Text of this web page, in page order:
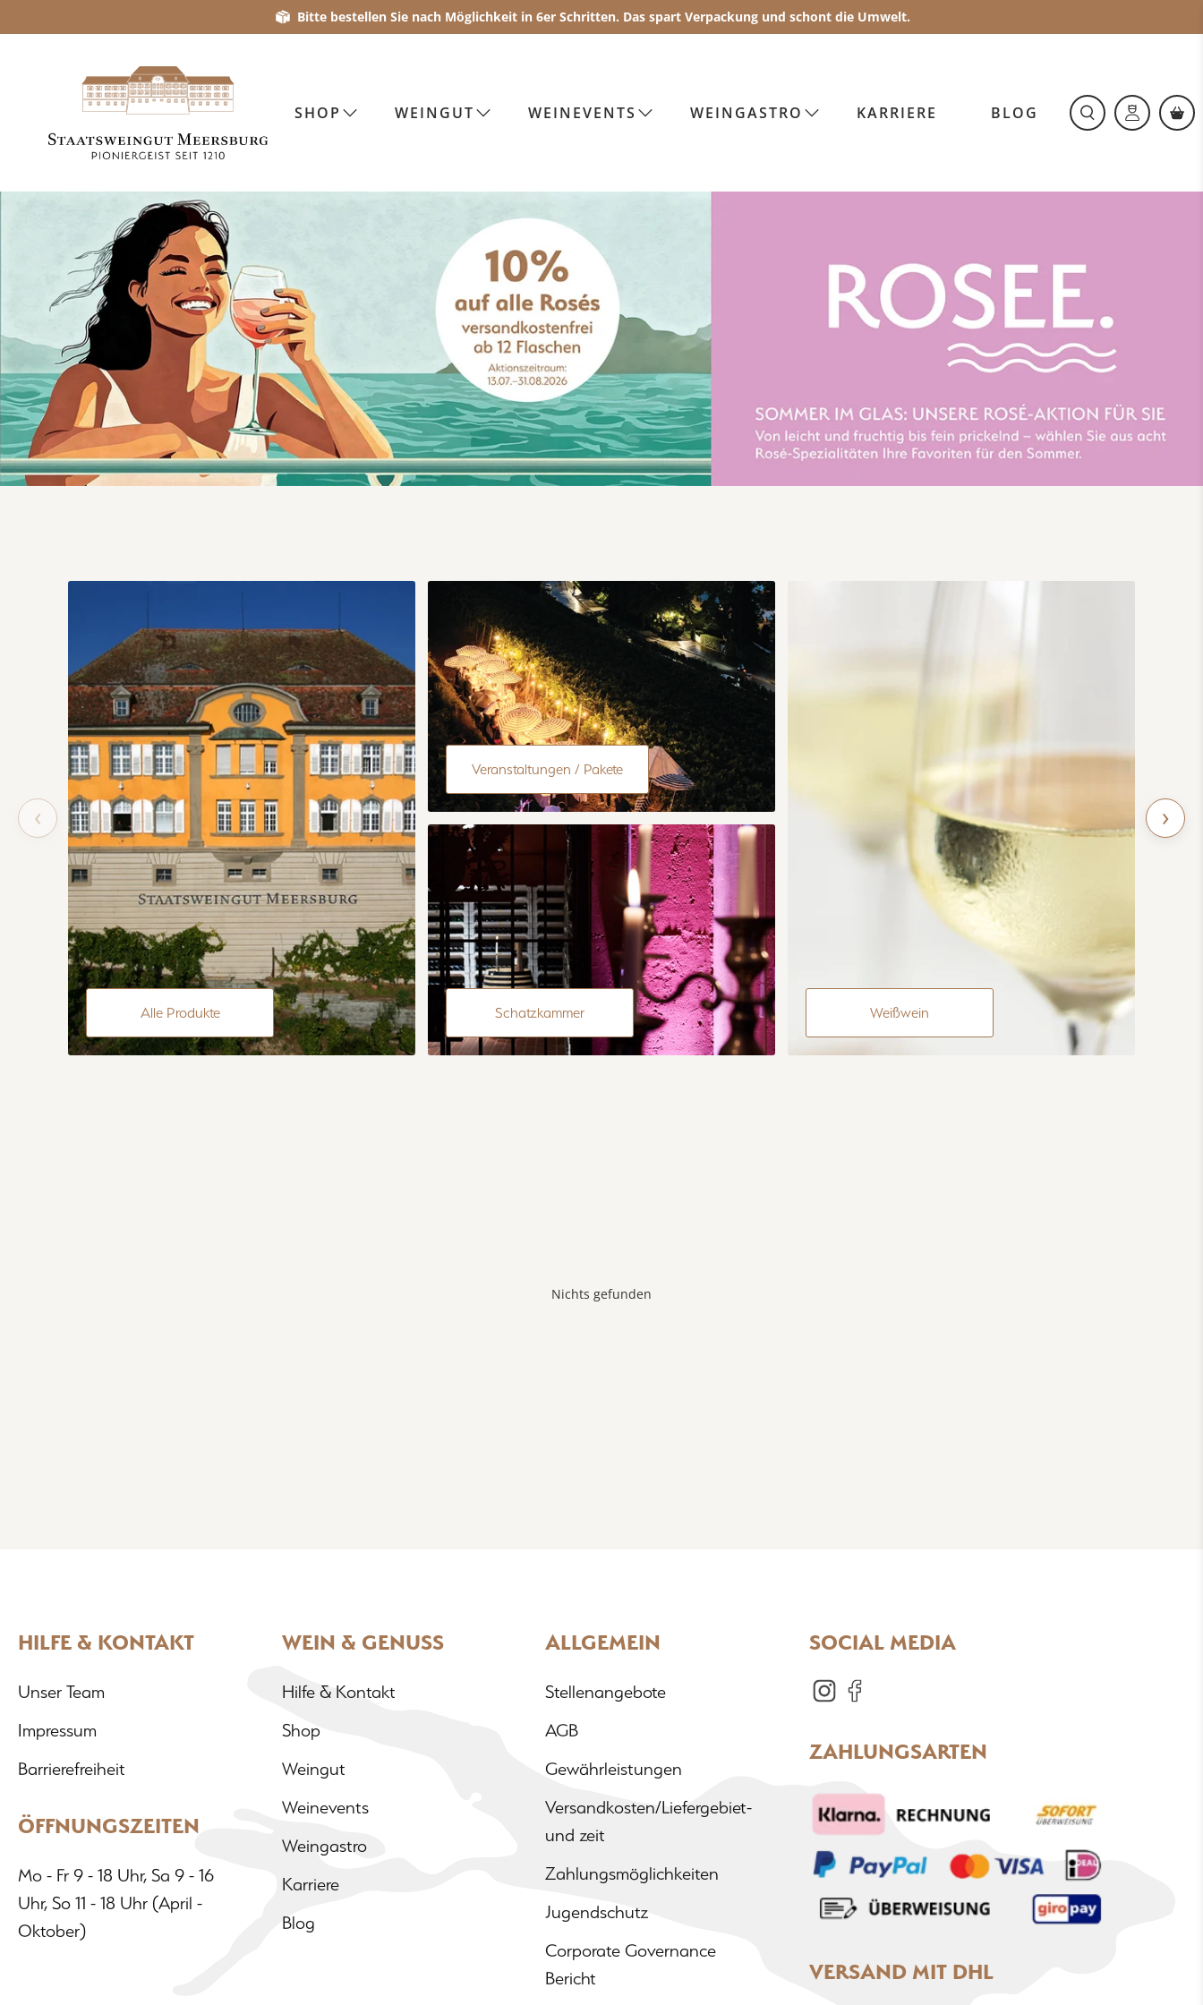
Bitte bestellen Sie nach Möglichkeit in 6er Schritten. Das spart Verpackung und schont die Umwelt.
SHOP WEINGUT WEINEVENTS WEINGASTRO KARRIERE BLOG
‹
Alle Produkte
Veranstaltungen / Pakete
Schatzkammer Weißwein
›
Nichts gefunden
HILFE & KONTAKT
Unser Team
Impressum
Barrierefreiheit
ÖFFNUNGSZEITEN
Mo - Fr 9 - 18 Uhr, Sa 9 - 16
Uhr, So 11 - 18 Uhr (April -
Oktober)
WEIN & GENUSS
Hilfe & Kontakt
Shop
Weingut
Weinevents
Weingastro
Karriere
Blog
ALLGEMEIN
Stellenangebote
AGB
Gewährleistungen
Versandkosten/Liefergebiet-
und zeit
Zahlungsmöglichkeiten
Jugendschutz
Corporate Governance
Bericht
SOCIAL MEDIA
ZAHLUNGSARTEN
VERSAND MIT DHL